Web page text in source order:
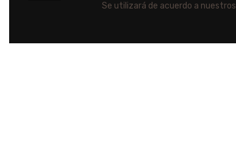
Se utilizará de acuerdo a nuestros